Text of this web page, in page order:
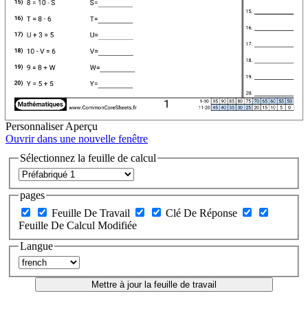
Personnaliser Aperçu
Ouvrir dans une nouvelle fenêtre
Sélectionnez la feuille de calcul
pages
Feuille De Travail
Clé De Réponse
Feuille De Calcul Modifiée
Langue
Mettre à jour la feuille de travail